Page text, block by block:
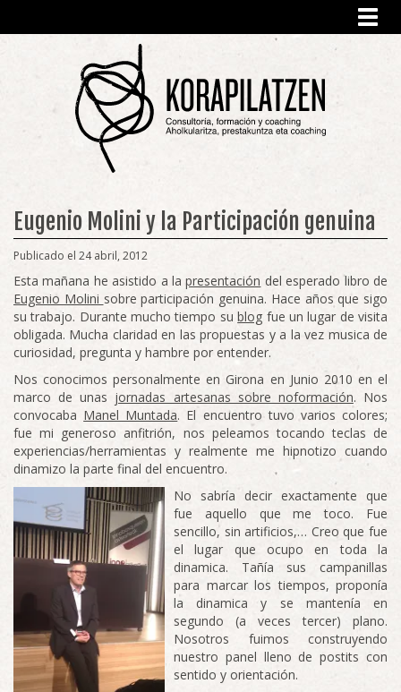
Eugenio Molini y la Participación genuina
Publicado el 24 abril, 2012
Esta mañana he asistido a lapresentación del esperado libro de
Eugenio Molini sobre participación genuina. Hace años que sigo
su trabajo. Durante mucho tiempo sublog fue un lugar de visita
obligada. Mucha claridad en las propuestas y a la vez musica de
curiosidad, pregunta y hambre por entender.
Nos conocimos personalmente en Girona en Junio 2010 en el
marco de unas jornadas artesanas sobre noformación. Nos
convocaba Manel Muntada. El encuentro tuvo varios colores;
fue mi generoso anfitrión, nos peleamos tocando teclas de
experiencias/herramientas y realmente me hipnotizo cuando
dinamizo la parte final del encuentro.
No sabría decir exactamente que
fue aquello que me toco. Fue
sencillo, sin artificios,… Creo que fue
el lugar que ocupo en toda la
dinamica. Tañía sus campanillas
para marcar los tiempos, proponía
la dinamica y se mantenía en
segundo (a veces tercer) plano.
Nosotros fuimos construyendo
nuestro panel lleno de postits con
sentido y orientación.